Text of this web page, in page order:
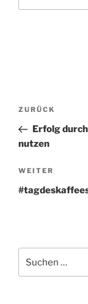
e
r
n
t
i
Vorheriger
Beitrag
ZURÜCK
Erfolg
nutzen
Nächster
Beitrag
WEITER
nach: